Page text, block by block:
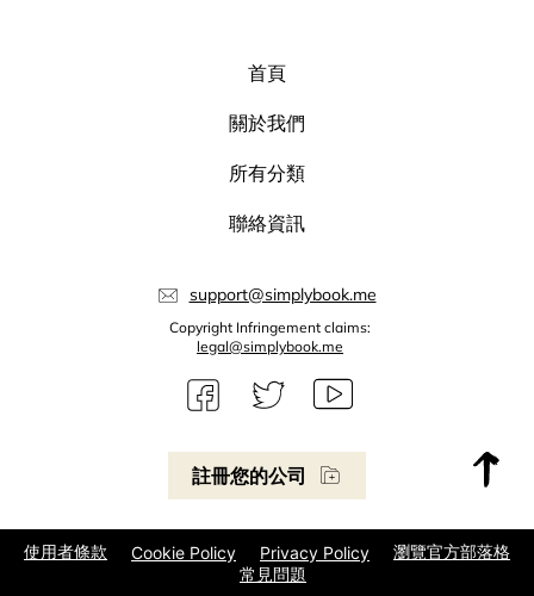
註冊您的公司
首頁
關於我們
所有分類
聯絡資訊
support@simplybook.me
Copyright Infringement claims:
legal@simplybook.me
使用者條款 Cookie Policy Privacy Policy
瀏覽官方部落格
常見問題